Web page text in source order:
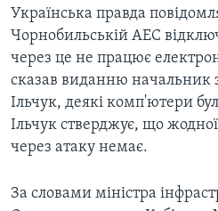
Українська правда
Чорнобильській АЕС
через це не працює
сказав виданню
Ільчук, деякі комп'ютери
Ільчук стверджує, що
через атаку немає.
За словами міністра